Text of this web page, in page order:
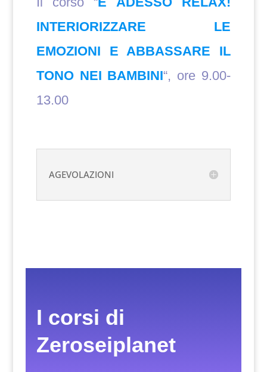
INTERIORIZZARE LE
EMOZIONI E ABBASSARE IL
TONO NEI BAMBINI“, ore 9.00-
13.00
AGEVOLAZIONI
I corsi di
Zeroseiplanet